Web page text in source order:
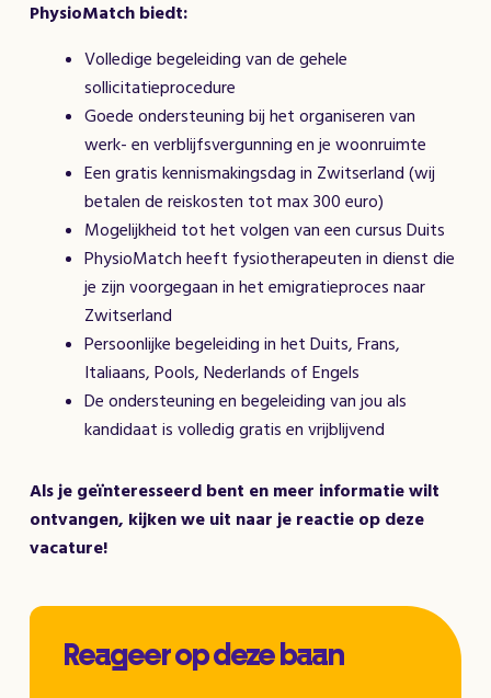
PhysioMatch biedt:
Volledige begeleiding van de gehele
sollicitatieprocedure
Goede ondersteuning bij het organiseren van
werk- en verblijfsvergunning en je woonruimte
Een gratis kennismakingsdag in Zwitserland (wij
betalen de reiskosten tot max 300 euro)
Mogelijkheid tot het volgen van een cursus Duits
PhysioMatch heeft fysiotherapeuten in dienst die
je zijn voorgegaan in het emigratieproces naar
Zwitserland
Persoonlijke begeleiding in het Duits, Frans,
Italiaans, Pools, Nederlands of Engels
De ondersteuning en begeleiding van jou als
kandidaat is volledig gratis en vrijblijvend
Als je geïnteresseerd bent en meer informatie wilt
ontvangen, kijken we uit naar je reactie op deze
vacature!
Reageer op deze baan